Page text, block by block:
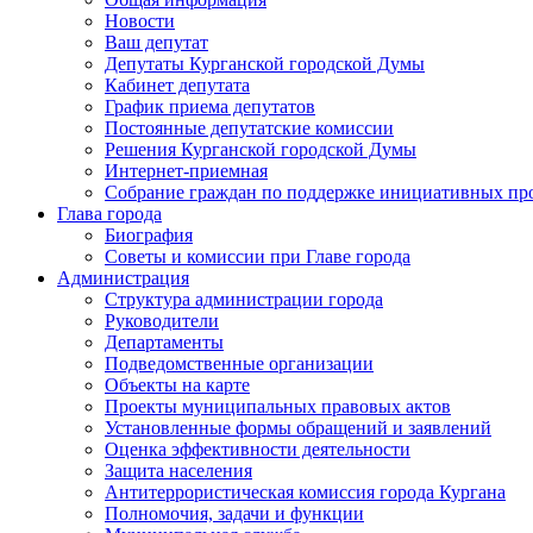
Новости
Ваш депутат
Депутаты Курганской городской Думы
Кабинет депутата
График приема депутатов
Постоянные депутатские комиссии
Решения Курганской городской Думы
Интернет-приемная
Собрание граждан по поддержке инициативных
Глава города
Биография
Советы и комиссии при Главе города
Администрация
Структура администрации города
Руководители
Департаменты
Подведомственные организации
Объекты на карте
Проекты муниципальных правовых актов
Установленные формы обращений и заявлений
Оценка эффективности деятельности
Защита населения
Антитеррористическая комиссия города Кургана
Полномочия, задачи и функции